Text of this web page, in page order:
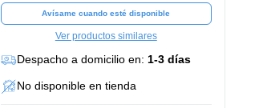
Avísame cuando esté disponible
Ver productos similares
Despacho a domicilio en: 1-3 días
No disponible en tienda